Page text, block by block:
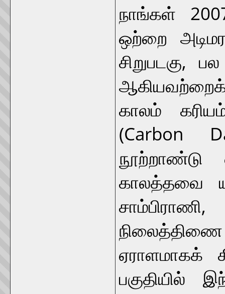
நாங்கள்
ஒற்றை
சிறுபடகு,
காலம்
(Carbon
நூற்றாண்டு
காலத்தவை
ஏராளமாகக்
பகுதியில்